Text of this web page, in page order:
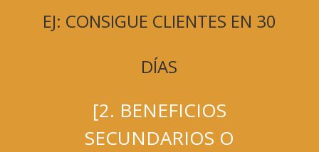
EJ: CONSIGUE CLIENTES EN 30
DÍAS
[2. BENEFICIOS
SECUNDARIOS O